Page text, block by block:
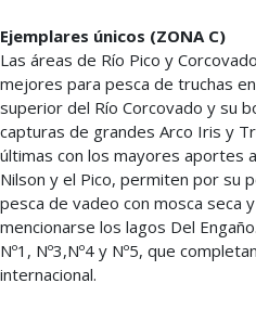
Ejemplares únicos (ZONA C)
Las áreas de Río Pico y
mejores para pesca de truchas
superior del Río Corcovado y su
capturas de grandes Arco Iris y
últimas con los mayores aportes
Nilson y el Pico, permiten por su
pesca de vadeo con mosca seca
mencionarse los lagos Del
Nº1, Nº3,Nº4 y Nº5, que
internacional.